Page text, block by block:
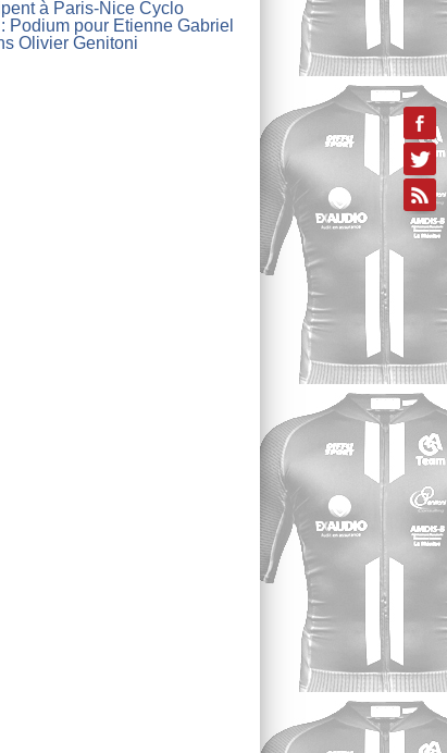
à Paris-Nice Cyclo
Podium pour Etienne Gabriel
Olivier Genitoni